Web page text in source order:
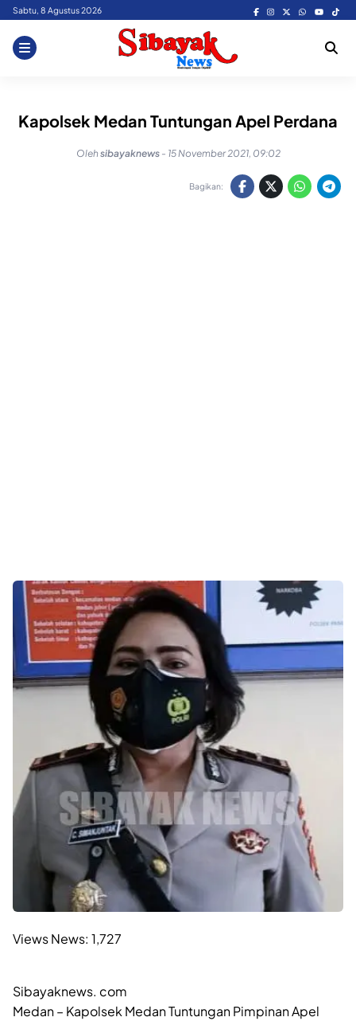
Skip
content
Sabtu, 8 Agustus 2026
Kapolsek Medan Tuntungan Apel Perdana
Olehsibayaknews - 15 November 2021, 09:02
Bagikan:
Views News: 1,727
Sibayaknews. com
Medan – Kapolsek Medan Tuntungan Pimpinan Apel